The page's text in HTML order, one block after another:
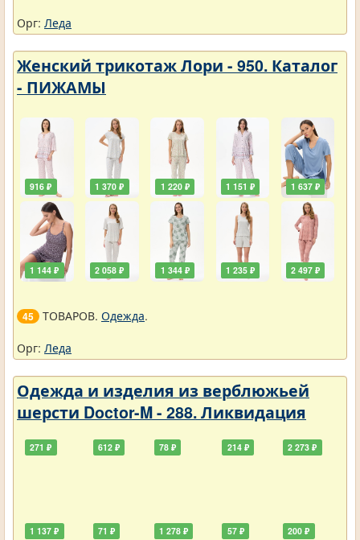
Орг: Леда
Женский трикотаж Лори - 950. Каталог
- ПИЖАМЫ
916 ₽
1 144 ₽
1 370 ₽
2 058 ₽
1 220 ₽
1 344 ₽
1 151 ₽
1 235 ₽
1 637 ₽
2 497 ₽
45 ТОВАРОВ. Одежда.
Орг: Леда
Одежда и изделия из верблюжьей
шерсти Doctor-M - 288. Ликвидация
271 ₽
1 137 ₽
612 ₽
71 ₽
78 ₽
1 278 ₽
214 ₽
57 ₽
2 273 ₽
200 ₽